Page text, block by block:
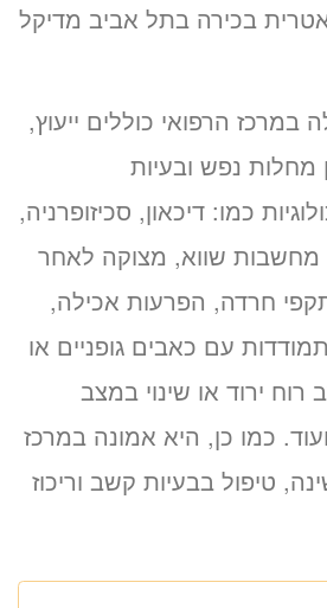
בכירה בתל אביב מדיקל
במרכז הרפואי כוללים ייעוץ,
מחלות נפש ובעיות
כמו: דיכאון, סכיזופרניה,
מחשבות שווא, מצוקה לאחר
חרדה, הפרעות אכילה,
עם כאבים גופניים או
רוח ירוד או שינוי במצב
כמו כן, היא אמונה במרכז
טיפול בבעיות קשב וריכוז